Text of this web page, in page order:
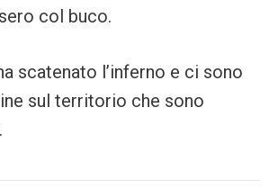
col buco.
scatenato l’inferno e ci sono
sul territorio che sono